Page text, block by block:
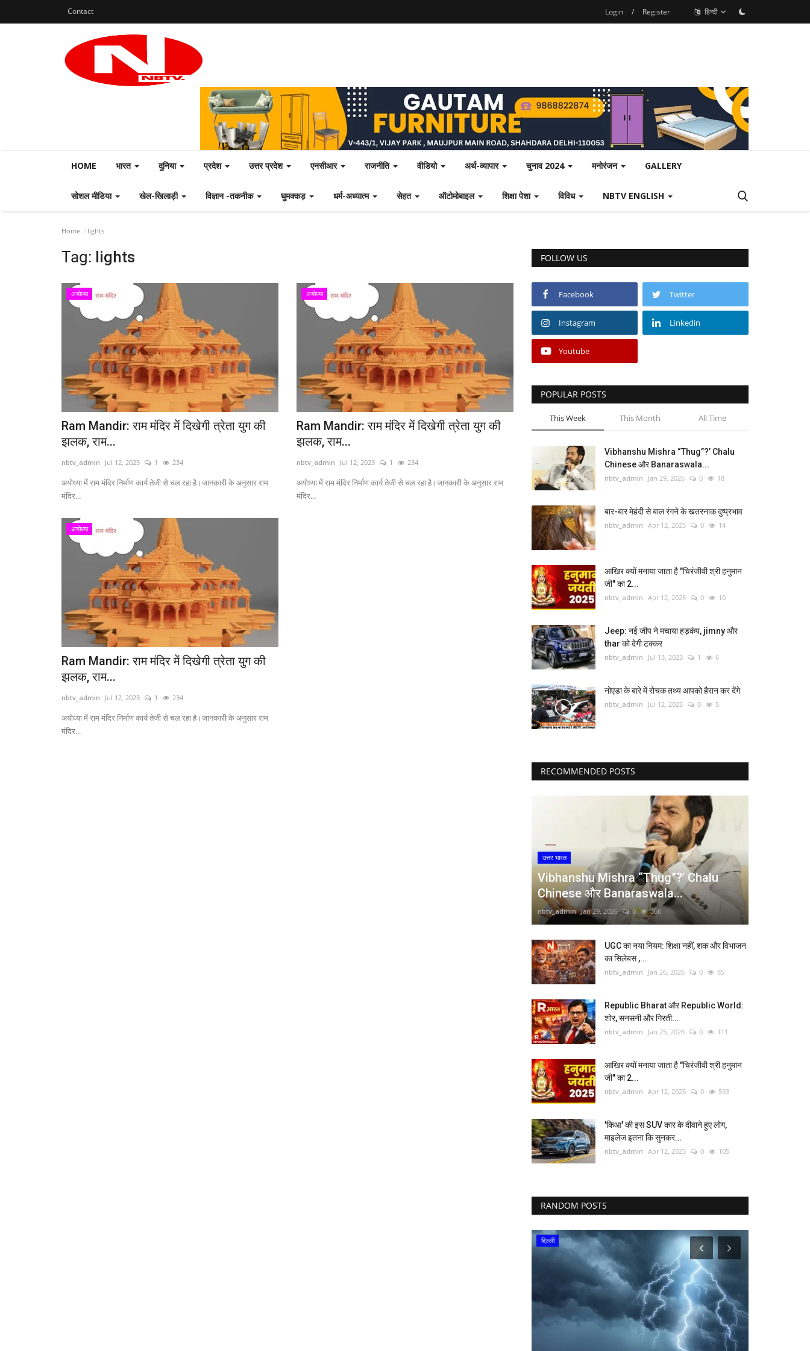
Contact Login / Register हिन्दी
HOME भारत दुनिया प्रदेश उत्तर प्रदेश एनसीआर राजनीति वीडियो अर्थ-व्यापार चुनाव 2024 मनोरंजन GALLERY
सोशल मीडिया खेल-खिलाड़ी विज्ञान -तकनीक घुमक्कड़ धर्म-अध्यात्म सेहत ऑटोमोबाइल शिक्षा पेशा विविध NBTV ENGLISH
Home lights
Tag: lights
अयोध्या
Ram Mandir: राम मंदिर में दिखेगी त्रेता युग की
झलक, राम...
nbtv_admin Jul 12, 2023 1 234
अयोध्या में राम मंदिर निर्माण कार्य तेजी से चल रहा है।जानकारी के अनुसार राम
मंदिर...
अयोध्या
Ram Mandir: राम मंदिर में दिखेगी त्रेता युग की
झलक, राम...
nbtv_admin Jul 12, 2023 1 234
अयोध्या में राम मंदिर निर्माण कार्य तेजी से चल रहा है।जानकारी के अनुसार राम
मंदिर...
अयोध्या
Ram Mandir: राम मंदिर में दिखेगी त्रेता युग की
झलक, राम...
nbtv_admin Jul 12, 2023 1 234
अयोध्या में राम मंदिर निर्माण कार्य तेजी से चल रहा है।जानकारी के अनुसार राम
मंदिर...
FOLLOW US
Facebook Twitter
Instagram Linkedin
Youtube
POPULAR POSTS
This Week This Month All Time
Vibhanshu Mishra “Thug”?’ Chalu
Chinese और Banaraswala...
nbtv_admin Jan 29, 2026 0 18
बार-बार मेहंदी से बाल रंगने के खतरनाक दुष्प्रभाव
nbtv_admin Apr 12, 2025 0 14
आखिर क्यों मनाया जाता है "चिरंजीवी श्री हनुमान
जी" का 2...
nbtv_admin Apr 12, 2025 0 10
Jeep: नई जीप ने मचाया हड़कंप, jimny और
thar को देगी टक्कर
nbtv_admin Jul 13, 2023 1 6
नोएडा के बारे में रोचक तथ्य आपको हैरान कर देंगे
nbtv_admin Jul 12, 2023 0 5
RECOMMENDED POSTS
उत्तर भारत
Vibhanshu Mishra “Thug”?’ Chalu
Chinese और Banaraswala...
nbtv_admin Jan 29, 2026 0 366
UGC का नया नियम: शिक्षा नहीं, शक और विभाजन
का सिलेबस ,...
nbtv_admin Jan 26, 2026 0 85
Republic Bharat और Republic World:
शोर, सनसनी और गिरती...
nbtv_admin Jan 25, 2026 0 111
आखिर क्यों मनाया जाता है "चिरंजीवी श्री हनुमान
जी" का 2...
nbtv_admin Apr 12, 2025 0 593
'किआ' की इस SUV कार के दीवाने हुए लोग,
माइलेज इतना कि सुनकर...
nbtv_admin Apr 12, 2025 0 105
RANDOM POSTS
दिल्ली